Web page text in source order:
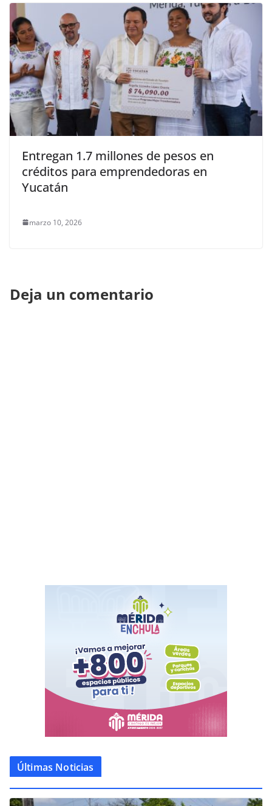
Entregan 1.7 millones de pesos en
créditos para emprendedoras en
Yucatán
marzo 10, 2026
Deja un comentario
Últimas Noticias